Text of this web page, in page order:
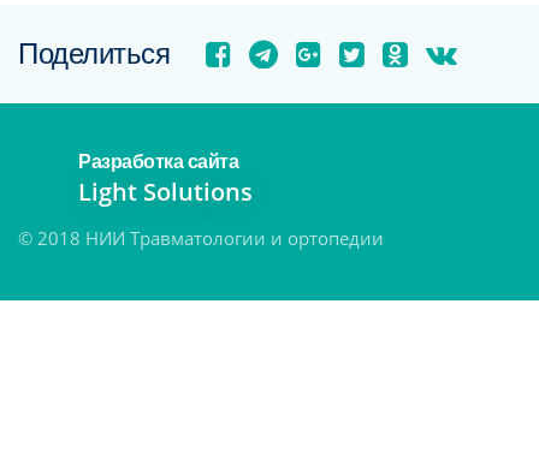
Поделиться
© 2018 НИИ Травматологии и ортопедии
Разработка сайта
Light Solutions